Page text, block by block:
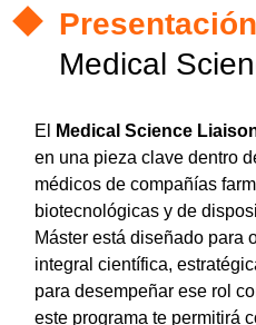
Medical
El Medical Science
en una pieza clave dentro
médicos de compañías
biotecnológicas y de
Máster está diseñado para
integral científica,
para desempeñar ese rol
este programa te permitirá